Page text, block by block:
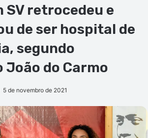
SV retrocedeu e
de ser hospital de
segundo
João do Carmo
5 de novembro de 2021